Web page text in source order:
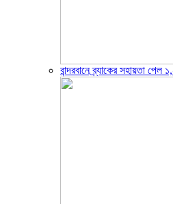
বান্দরবানে ব্র্যাকের সহায়তা